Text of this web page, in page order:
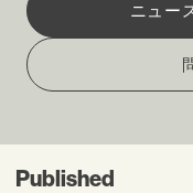
ニュー
Published